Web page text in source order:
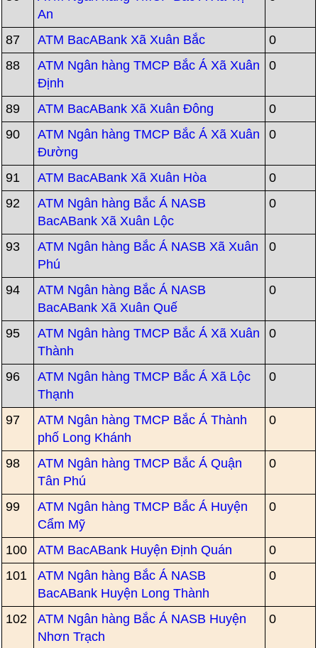
An
87 ATM BacABank Xã Xuân Bắc
0
88
ATM Ngân hàng TMCP Bắc Á Xã Xuân
Định
0
89 ATM BacABank Xã Xuân Đông
0
90
ATM Ngân hàng TMCP Bắc Á Xã Xuân
Đường
0
91 ATM BacABank Xã Xuân Hòa
0
92
ATM Ngân hàng Bắc Á NASB
BacABank Xã Xuân Lộc
0
93
ATM Ngân hàng Bắc Á NASB Xã Xuân
Phú
0
94
ATM Ngân hàng Bắc Á NASB
BacABank Xã Xuân Quế
0
95
ATM Ngân hàng TMCP Bắc Á Xã Xuân
Thành
0
96
ATM Ngân hàng TMCP Bắc Á Xã Lộc
Thạnh
0
97
ATM Ngân hàng TMCP Bắc Á Thành
phố Long Khánh
0
98
ATM Ngân hàng TMCP Bắc Á Quận
Tân Phú
0
99
ATM Ngân hàng TMCP Bắc Á Huyện
Cẩm Mỹ
0
100 ATM BacABank Huyện Định Quán
0
101
ATM Ngân hàng Bắc Á NASB
BacABank Huyện Long Thành
0
102
ATM Ngân hàng Bắc Á NASB Huyện
Nhơn Trạch
0